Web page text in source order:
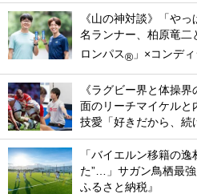
《山の神対談》「や
名ランナー、柏原竜二
ロンパス® 」×コンデ
《ラグビー界と体操
面のリーチマイケル
技愛「好きだから、続
「バイエルン移籍の
た”…」サガン鳥栖最
ふるさと納税』